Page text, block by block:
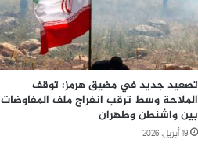
تصعيد جديد في مضيق هرمز: توقف
الملاحة وسط ترقب انفراج ملف المفاوضات
بين واشنطن وطهران
19 أبريل، 2026